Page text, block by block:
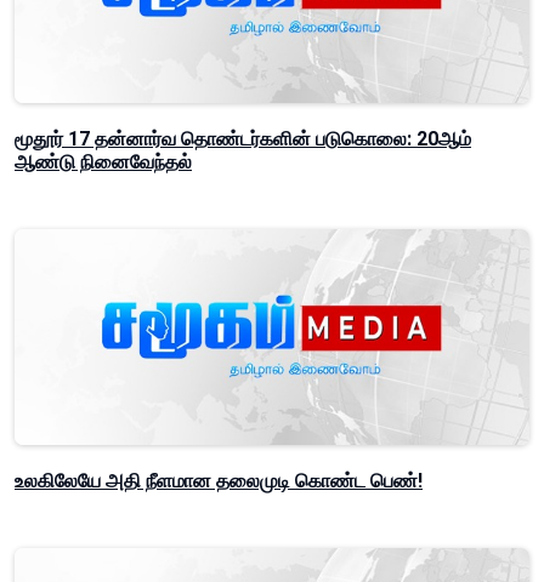
மூதூர் 17 தன்னார்வ தொண்டர்களின் படுகொலை: 20ஆம்
ஆண்டு நினைவேந்தல்
உலகிலேயே அதி நீளமான தலைமுடி கொண்ட பெண்!